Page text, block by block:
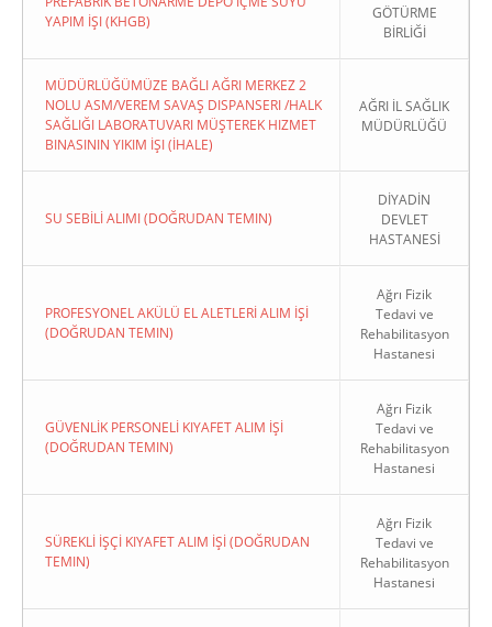
YAPIM İŞI (KHGB)
GÖTÜRME
BİRLİĞİ
MÜDÜRLÜĞÜMÜZE BAĞLI AĞRI MERKEZ 2
NOLU ASM/VEREM SAVAŞ DISPANSERI /HALK
SAĞLIĞI LABORATUVARI MÜŞTEREK HIZMET
BINASININ YIKIM İŞI (İHALE)
AĞRI İL SAĞLIK
MÜDÜRLÜĞÜ
SU SEBİLİ ALIMI (DOĞRUDAN TEMIN)
DİYADİN
DEVLET
HASTANESİ
PROFESYONEL AKÜLÜ EL ALETLERİ ALIM İŞİ
(DOĞRUDAN TEMIN)
Ağrı Fizik
Tedavi ve
Rehabilitasyon
Hastanesi
GÜVENLİK PERSONELİ KIYAFET ALIM İŞİ
(DOĞRUDAN TEMIN)
Ağrı Fizik
Tedavi ve
Rehabilitasyon
Hastanesi
SÜREKLİ İŞÇİ KIYAFET ALIM İŞİ (DOĞRUDAN
TEMIN)
Ağrı Fizik
Tedavi ve
Rehabilitasyon
Hastanesi